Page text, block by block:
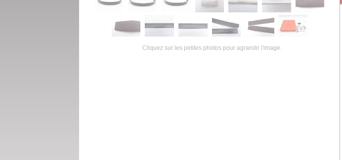
Cliquez sur les petites photos pour agrandir l'image.